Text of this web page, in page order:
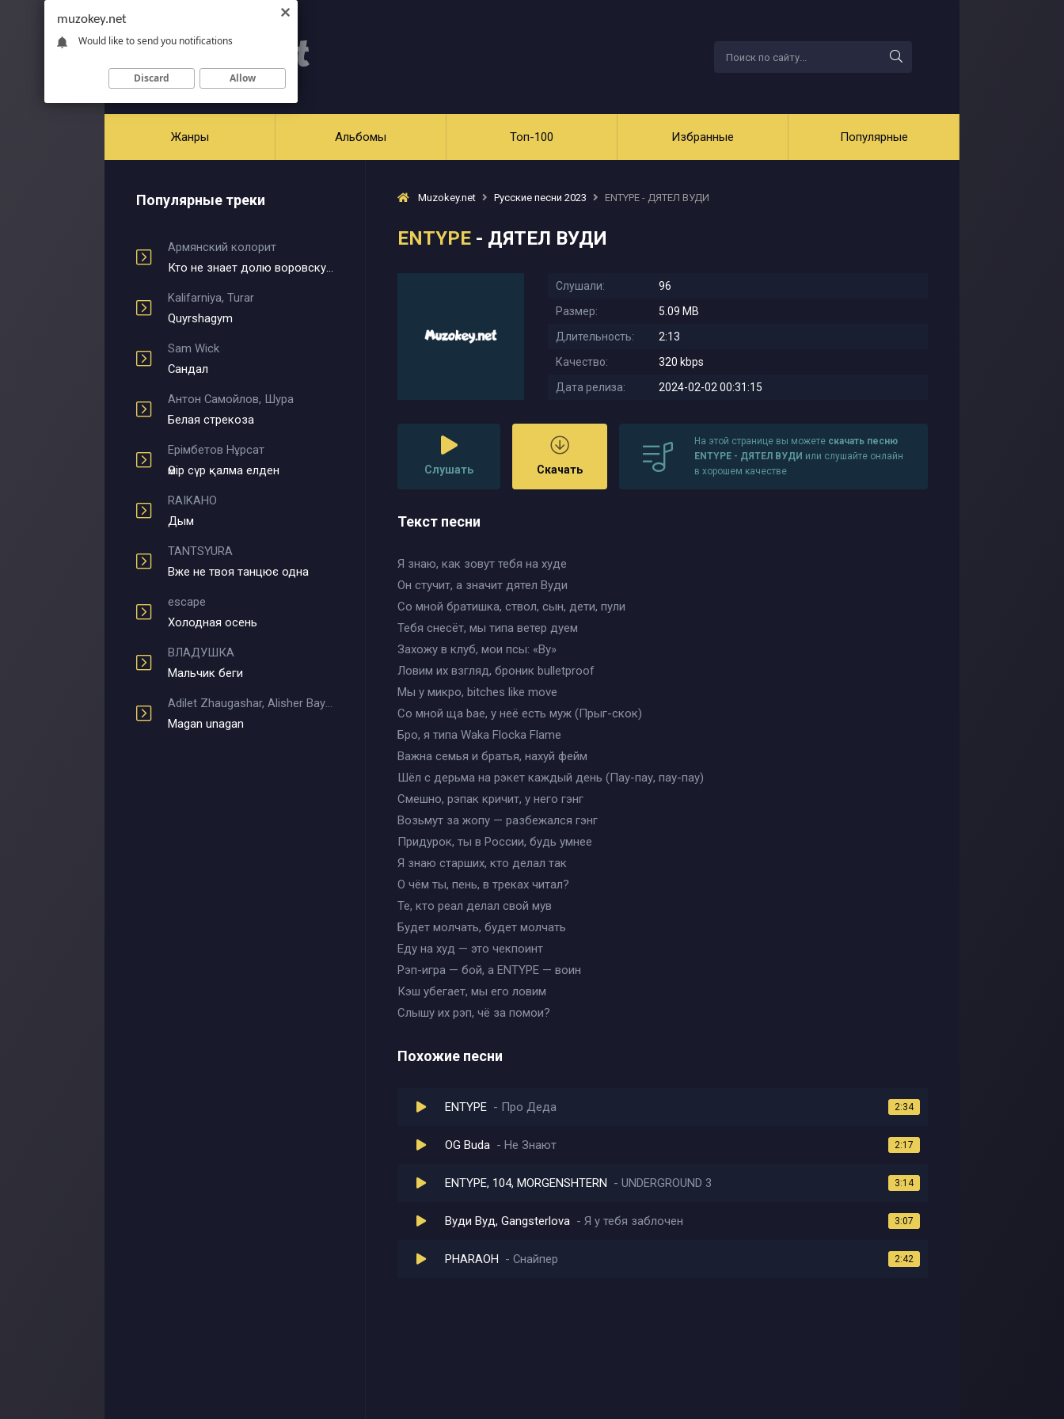
Жанры Альбомы Топ-100 Избранные Популярные
Популярные треки
Армянский колорит
Кто не знает долю воровскую
Kalifarniya, Turar
Quyrshagym
Sam Wick
Сандал
Антон Самойлов, Шура
Белая стрекоза
Ерімбетов Нұрсат
Өмір сүр қалма елден
RAIKAHO
Дым
TANTSYURA
Вже не твоя танцює одна
escape
Холодная осень
ВЛАДУШКА
Мальчик беги
Adilet Zhaugashar, Alisher Bayniyazov
Magan unagan
Muzokey.net Русские песни 2023 ENTYPE - ДЯТЕЛ ВУДИ
ENTYPE - ДЯТЕЛ ВУДИ
Слушали:
96
Размер:
5.09 MB
Длительность:
2:13
Качество:
320 kbps
Дата релиза:
2024-02-02 00:31:15
Слушать Скачать
На этой странице вы можете скачать песню
ENTYPE - ДЯТЕЛ ВУДИ или слушайте онлайн
в хорошем качестве
Текст песни
Я знаю, как зовут тебя на худе
Он стучит, а значит дятел Вуди
Со мной братишка, ствол, сын, дети, пули
Тебя снесёт, мы типа ветер дуем
Захожу в клуб, мои псы: «Ву»
Ловим их взгляд, броник bulletproof
Мы у микро, bitches like move
Со мной ща bae, у неё есть муж (Прыг-скок)
Бро, я типа Waka Flocka Flame
Важна семья и братья, нахуй фейм
Шёл с дерьма на рэкет каждый день (Пау-пау, пау-пау)
Смешно, рэпак кричит, у него гэнг
Возьмут за жопу — разбежался гэнг
Придурок, ты в России, будь умнее
Я знаю старших, кто делал так
О чём ты, пень, в треках читал?
Те, кто реал делал свой мув
Будет молчать, будет молчать
Еду на худ — это чекпоинт
Рэп-игра — бой, а ENTYPE — воин
Кэш убегает, мы его ловим
Слышу их рэп, чё за помои?
Похожие песни
ENTYPE Про Деда 2:34
OG Buda Не Знают 2:17
ENTYPE, 104, MORGENSHTERN UNDERGROUND 3 3:14
Вуди Вуд, Gangsterlova Я у тебя заблочен 3:07
PHARAOH Снайпер 2:42
muzokey.net
Would like to send you notifications
Discard Allow